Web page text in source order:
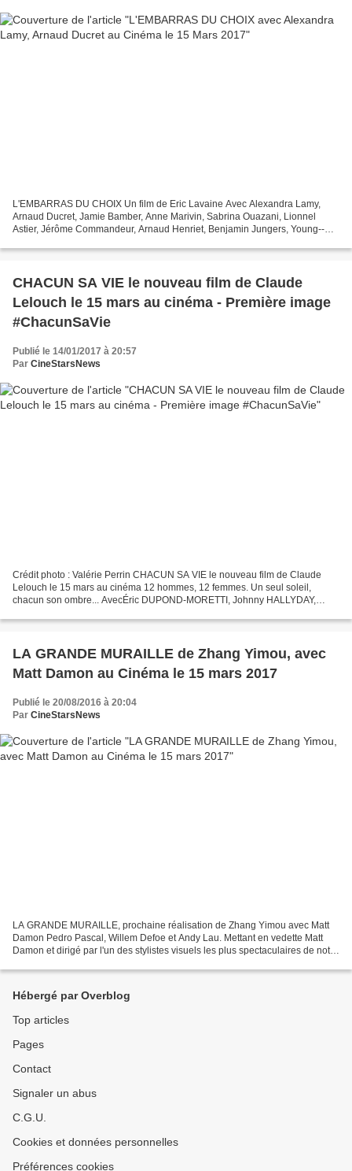
L'EMBARRAS DU CHOIX Un film de Eric Lavaine Avec Alexandra Lamy,
Arnaud Ducret, Jamie Bamber, Anne Marivin, Sabrina Ouazani, Lionnel
Astier, Jérôme Commandeur, Arnaud Henriet, Benjamin Jungers, Young--
CHACUN SA VIE le nouveau film de Claude
Lelouch le 15 mars au cinéma - Première image
#ChacunSaVie
Publié le 14/01/2017 à 20:57
Par CineStarsNews
Crédit photo : Valérie Perrin CHACUN SA VIE le nouveau film de Claude
Lelouch le 15 mars au cinéma 12 hommes, 12 femmes. Un seul soleil,
chacun son ombre... AvecÉric DUPOND-MORETTI, Johnny HALLYDAY,
LA GRANDE MURAILLE de Zhang Yimou, avec
Matt Damon au Cinéma le 15 mars 2017
Publié le 20/08/2016 à 20:04
Par CineStarsNews
LA GRANDE MURAILLE, prochaine réalisation de Zhang Yimou avec Matt
Damon Pedro Pascal, Willem Defoe et Andy Lau. Mettant en vedette Matt
Damon et dirigé par l'un des stylistes visuels les plus spectaculaires de notre
Hébergé par Overblog
Top articles
Pages
Contact
Signaler un abus
C.G.U.
Cookies et données personnelles
Préférences cookies